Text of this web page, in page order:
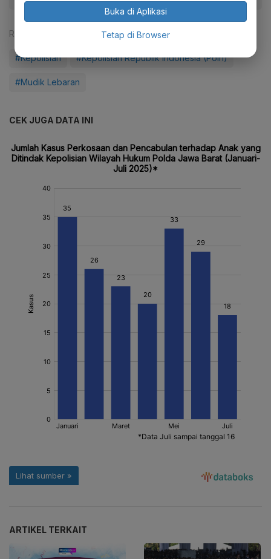
Reporter:
#Kepolisian #Kepolisian Republik Indonesia (Polri)
#Mudik Lebaran
CEK JUGA DATA INI
ARTIKEL TERKAIT
Buka di Aplikasi
Tetap di Browser